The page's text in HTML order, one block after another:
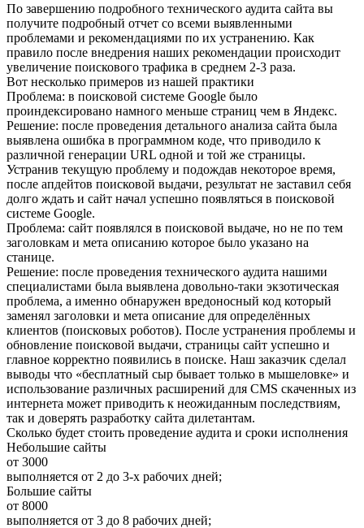
По завершению подробного технического аудита сайта вы
получите подробный отчет со всеми выявленными
проблемами и рекомендациями по их устранению. Как
правило после внедрения наших рекомендации происходит
увеличение поискового трафика в среднем 2-3 раза.
Вот несколько примеров из нашей практики
Проблема: в поисковой системе Google было
проиндексировано намного меньше страниц чем в Яндекс.
Решение: после проведения детального анализа сайта была
выявлена ошибка в программном коде, что приводило к
различной генерации URL одной и той же страницы.
Устранив текущую проблему и подождав некоторое время,
после апдейтов поисковой выдачи, результат не заставил себя
долго ждать и сайт начал успешно появляться в поисковой
системе Google.
Проблема: сайт появлялся в поисковой выдаче, но не по тем
заголовкам и мета описанию которое было указано на
станице.
Решение: после проведения технического аудита нашими
специалистами была выявлена довольно-таки экзотическая
проблема, а именно обнаружен вредоносный код который
заменял заголовки и мета описание для определённых
клиентов (поисковых роботов). После устранения проблемы и
обновление поисковой выдачи, страницы сайт успешно и
главное корректно появились в поиске. Наш заказчик сделал
выводы что «бесплатный сыр бывает только в мышеловке» и
использование различных расширений для CMS скаченных из
интернета может приводить к неожиданным последствиям,
так и доверять разработку сайта дилетантам.
Сколько будет стоить проведение аудита и сроки исполнения
Небольшие сайты
от 3000
выполняется от 2 до 3-х рабочих дней;
Большие сайты
от 8000
выполняется от 3 до 8 рабочих дней;